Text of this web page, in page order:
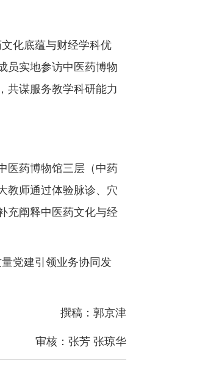
化底蕴与财经学科优
员实地参访中医药博物
共谋服务教学科研能力
医药博物馆三层（中药
教师通过体验脉诊、穴
充阐释中医药文化与经
党建引领业务协同发
撰稿：郭京津
审核：张芳 张琼华